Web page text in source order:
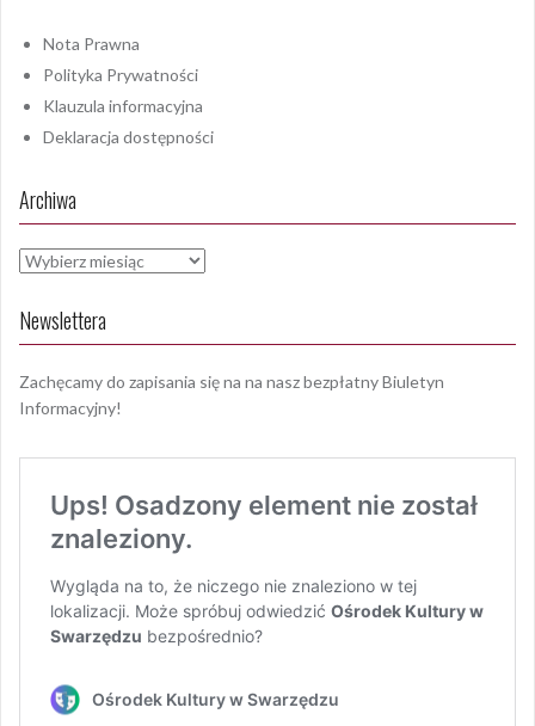
Nota Prawna
Polityka Prywatności
Klauzula informacyjna
Deklaracja dostępności
Archiwa
Archiwa
Newslettera
Zachęcamy do zapisania się na na nasz bezpłatny Biuletyn
Informacyjny!